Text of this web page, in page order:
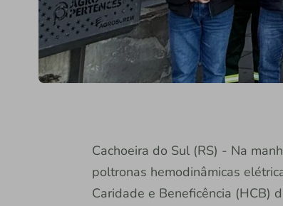
Cachoeira do Sul (RS) - Na
poltronas hemodinâmicas
Caridade e Beneficência (HCB)